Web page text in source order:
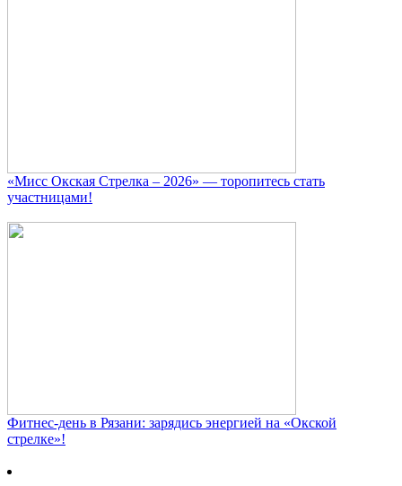
«Мисс Окская Стрелка – 2026» — торопитесь стать
участницами!
Фитнес‑день в Рязани: зарядись энергией на «Окской
стрелке»!